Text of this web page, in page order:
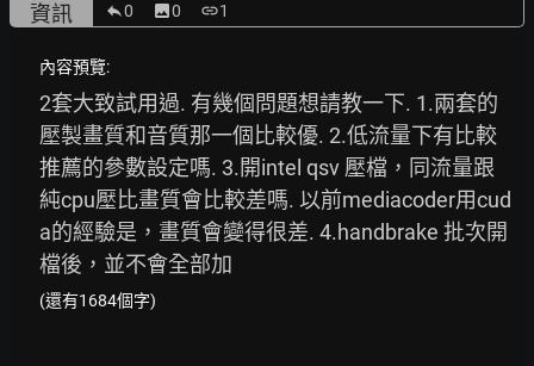
資訊 0 image0 link1
內容預覽:
2套大致試用過. 有幾個問題想請教一下. 1.兩套的
壓製畫質和音質那一個比較優. 2.低流量下有比較
推薦的參數設定嗎. 3.開intel qsv 壓檔，同流量跟
純cpu壓比畫質會比較差嗎. 以前mediacoder用cud
a的經驗是，畫質會變得很差. 4.handbrake 批次開
檔後，並不會全部加
(還有1684個字)